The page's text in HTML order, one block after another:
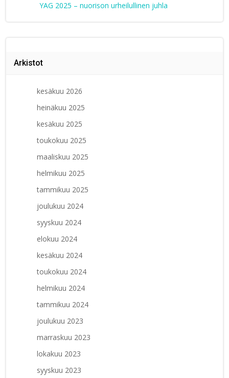
YAG 2025 – nuorison urheilullinen juhla
Arkistot
kesäkuu 2026
heinäkuu 2025
kesäkuu 2025
toukokuu 2025
maaliskuu 2025
helmikuu 2025
tammikuu 2025
joulukuu 2024
syyskuu 2024
elokuu 2024
kesäkuu 2024
toukokuu 2024
helmikuu 2024
tammikuu 2024
joulukuu 2023
marraskuu 2023
lokakuu 2023
syyskuu 2023